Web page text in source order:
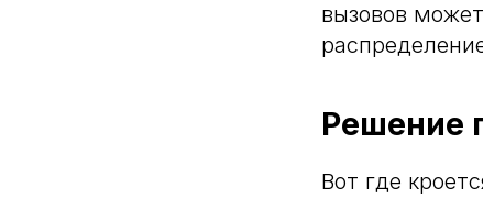
вызовов
Решение
Вот где